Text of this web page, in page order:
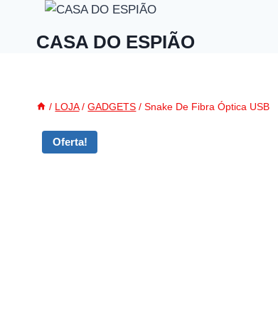
contentCASA DO ESPIÃO
/ LOJA / GADGETS / Snake De Fibra Óptica USB
Oferta!